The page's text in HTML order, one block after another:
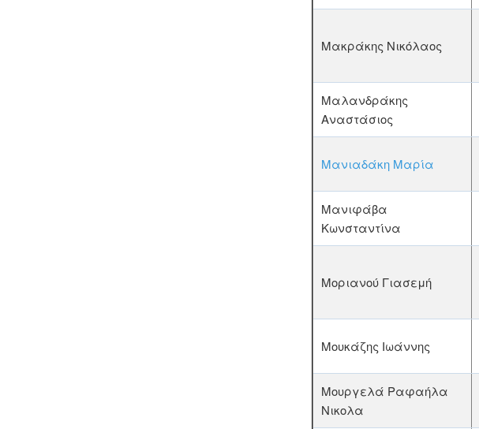
Μακράκης Νικόλαος
Μαλανδράκης
Αναστάσιος
Μανιαδάκη Μαρία
Μανιφάβα
Κωνσταντίνα
Μοριανού Γιασεμή
Μουκάζης Ιωάννης
Μουργελά Ραφαήλα
Νικολα